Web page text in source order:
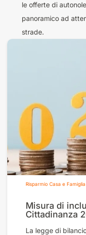
le offerte di
panoramico ad
strade.
Risparmio Casa e Famiglia
Misura di
Cittadinanza
La legge di